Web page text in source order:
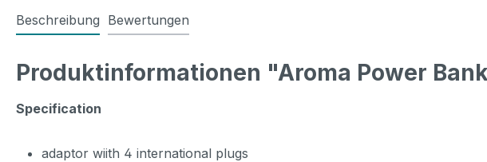
Beschreibung Bewertungen
Produktinformationen "Aroma Power
Specification
adaptor wiith 4 international plugs